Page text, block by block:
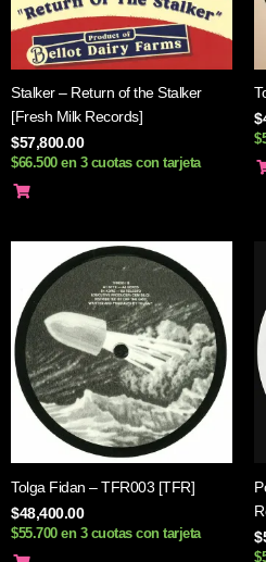
Stalker – Return of the Stalker
[Fresh Milk Records]
$57,800.00
$66.500 en 3 cuotas con tarjeta
$
Tolga Fidan – TFR003 [TFR]
$48,400.00
$55.700 en 3 cuotas con tarjeta
$